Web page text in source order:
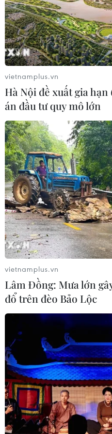
EU tuyên bố vượt qua
ninh biên giới sau khủng
Ceuta
05/08/2026 00:37
Nga và Ukraine
công qua lại, thương vong
ngừng gia tăng
04/08/2026 15:54
Pháp ghi nhận tháng 7
trong lịch sử
04/08/2026 15:17
Tây Ban Nha phát trực
toàn phần từ độ cao
04/08/2026 13:23
CƠ QUAN CHỦ QUẢN: THÔNG TẤN XÃ
Tổng Biên tập: TRẦN TIẾN
Phó Tổng Biên tập:
THỦY
vietnamplus.vn
Hà Nội đề xuất gia
án đầu tư quy mô lớn
vietnamplus.vn
Lâm Đồng: Mưa lớn
đổ trên đèo Bảo Lộc